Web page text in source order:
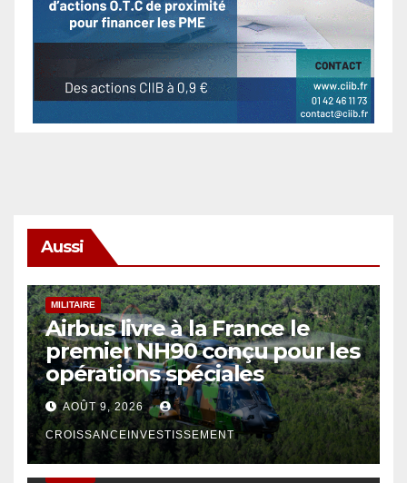
Aussi
MILITAIRE
Airbus livre à la France le
premier NH90 conçu pour les
opérations spéciales
AOÛT 9, 2026
CROISSANCEINVESTISSEMENT